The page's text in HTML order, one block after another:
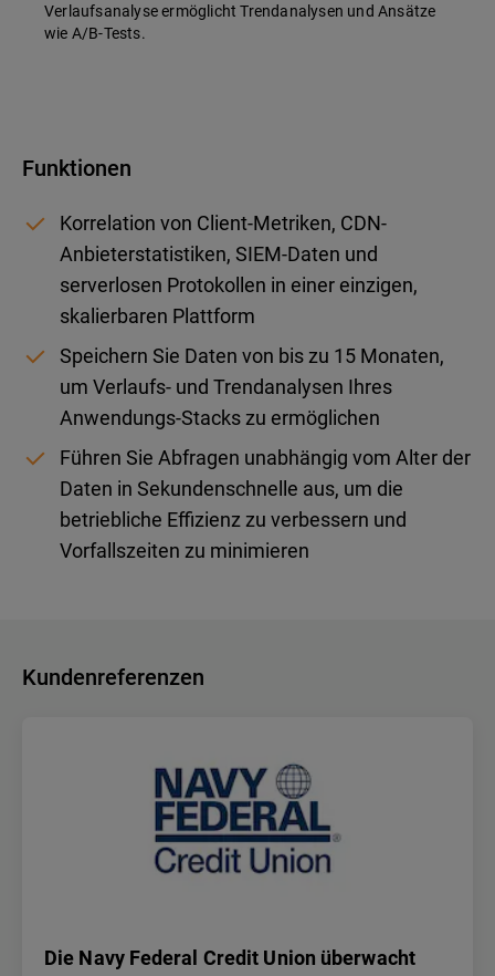
Verlaufsanalyse ermöglicht Trendanalysen und Ansätze
wie A/B-Tests.
Funktionen
Korrelation von Client-Metriken, CDN-
Anbieterstatistiken, SIEM-Daten und
serverlosen Protokollen in einer einzigen,
skalierbaren Plattform
Speichern Sie Daten von bis zu 15 Monaten,
um Verlaufs- und Trendanalysen Ihres
Anwendungs-Stacks zu ermöglichen
Führen Sie Abfragen unabhängig vom Alter der
Daten in Sekundenschnelle aus, um die
betriebliche Effizienz zu verbessern und
Vorfallszeiten zu minimieren
Kundenreferenzen
Die Navy Federal Credit Union überwacht